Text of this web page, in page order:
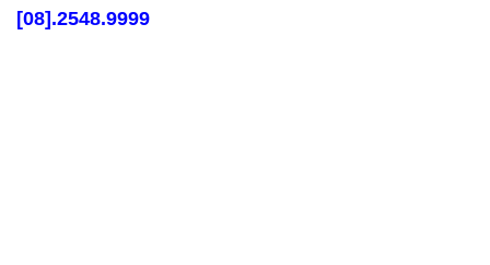
[08].2548.9999